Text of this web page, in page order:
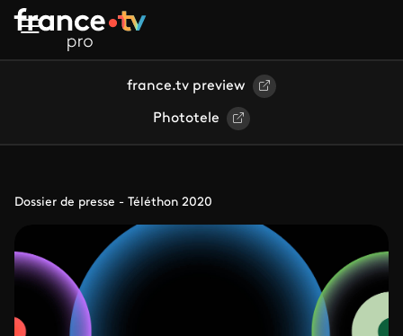
Aller au contenu principal
france.tv preview
Phototele
Dossier de presse - Téléthon 2020